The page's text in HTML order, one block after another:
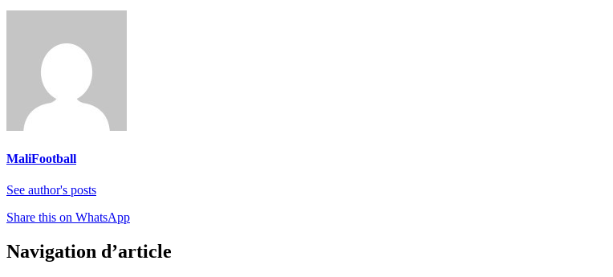
MaliFootball
See author's posts
Share this on WhatsApp
Navigation d’article